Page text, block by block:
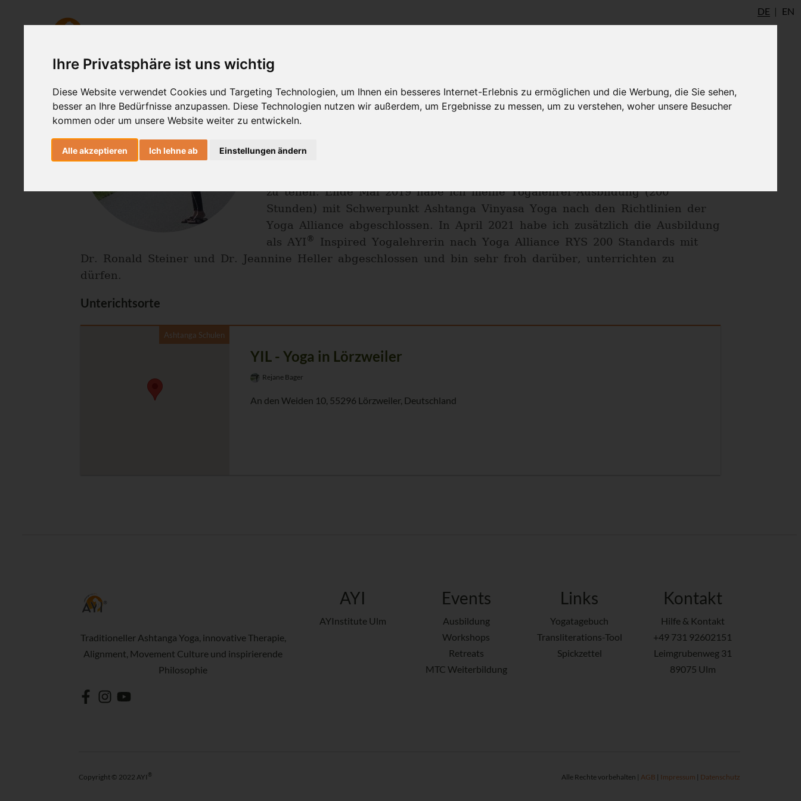
Ihre Privatsphäre ist uns wichtig
Diese Website verwendet Cookies und Targeting Technologien, um Ihnen ein besseres Internet-Erlebnis zu ermöglichen und die Werbung, die Sie sehen,
besser an Ihre Bedürfnisse anzupassen. Diese Technologien nutzen wir außerdem, um Ergebnisse zu messen, um zu verstehen, woher unsere Besucher
kommen oder um unsere Website weiter zu entwickeln.
Alle akzeptieren Ich lehne ab Einstellungen ändern
DE EN
Rejane Bager
AYI Inspired
Mein Weg ins Yoga-Leben begann im Jahr 2005. Nach langem Überlegen
habe ich mich im Jahr 2018 entschieden, meine große Leidenschaft zu
zu teilen. Ende Mai 2019 habe ich meine Yogalehrer-Ausbildung (200
Stunden) mit Schwerpunkt Ashtanga Vinyasa Yoga nach den Richtlinien der
Yoga Alliance abgeschlossen. In April 2021 habe ich zusätzlich die Ausbildung
als AYI® Inspired Yogalehrerin nach Yoga Alliance RYS 200 Standards mit
Dr. Ronald Steiner und Dr. Jeannine Heller abgeschlossen und bin sehr froh darüber, unterrichten zu
dürfen.
Unterichtsorte
Ashtanga Schulen
YIL - Yoga in Lörzweiler
Rejane Bager
An den Weiden 10, 55296 Lörzweiler, Deutschland
Traditioneller Ashtanga Yoga, innovative Therapie,
Alignment, Movement Culture und inspirierende
Philosophie
AYI
AYInstitute Ulm
Events
Ausbildung
Workshops
Retreats
MTC Weiterbildung
Links
Yogatagebuch
Transliterations-Tool
Spickzettel
Kontakt
Hilfe & Kontakt
+49 731 92602151
Leimgrubenweg 31
89075 Ulm
Copyright © 2022 AYI ® Alle Rechte vorbehalten | AGB | Impressum | Datenschutz